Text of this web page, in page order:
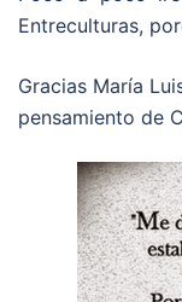
Entreculturas,
Gracias María
pensamiento de